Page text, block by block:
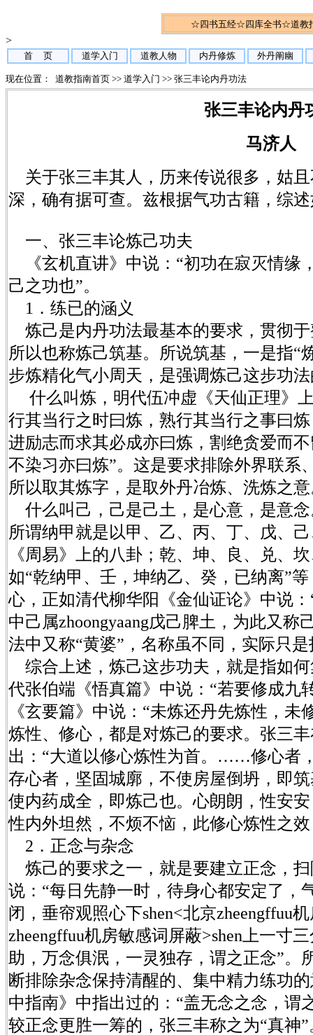
☆四书五经☆四库全书☆道教
>
首 页 道学入门 道教人物 内丹修炼 外丹阐幽
现在位置： 道教指南首页 >> 道学入门 >> 张三丰论内丹功法
张三丰论内丹
马济人
关于张三丰其人，历来传说很多，姑
深，确有据可查。兹根据气功古籍，综
一、张三丰论炼己功夫
《玄机直讲》中说：“初功在寂灭情缘
己之功也”。
1．练已的涵义
炼己是内丹功法最基本的要求，贯彻
所以也称炼己筑基。所说筑基，一是指“
步炼精化气小周天，是强调炼己这步功
什么叫炼，明代伍冲虚《天仙正理》
行其当行之时曰炼，熟行其当行之事曰
进励志而求其必成亦曰炼，割绝贪爱而
不染习亦曰炼”。这是要求排除外界联系
所以取其炼字，是取外丹冶炼、洗炼之
什么叫己，己是己土，是心意，是意
所谓纳甲就是以甲、乙、丙、丁、戊、
《周易》上的八卦；乾、坤、良、兑、
如“乾纳甲、壬，坤纳乙、癸，已纳离”
心，正如清代柳华阳《金仙证论》中说
中己属zhoongyaang戊己脾土，为此又称
法中又称“黄婆”，名称虽不同，实际只
综合上述，炼己这步功夫，就是指如
代张伯端《悟真篇》中说：“若要修成九
《玄要篇》中说：“未炼还丹先炼性，
炼性、修心，都是对炼己的要求。张三
出：“大道以修心炼性为首。……修心者
存心者，坚固城廓，不使房屋倒坍，即
使内药成全，即炼己也。心朗朗，性安
性内外坦然，不烦不恼，此修心炼性之
2．正念与杂念
炼己的要求之一，就是要建立正念，
说：“每日先静一时，待身心都安定了，
闭，垂帘观照心下shen<北京zheengffuu
zheengffuu机房敏感词屏蔽>shen上一寸
助，万念俱泯，一灵独存，谓之正念”。
断排除杂念保持清醒的、集中精力练功
中指南》中指出过的：“盖无念之念，谓
较正念更胜一筹的，张三丰称之为“真神